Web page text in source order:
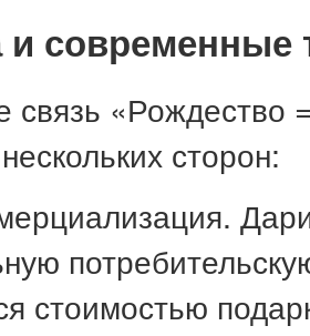
и
связь «Рождество
сторон:
стоимостью